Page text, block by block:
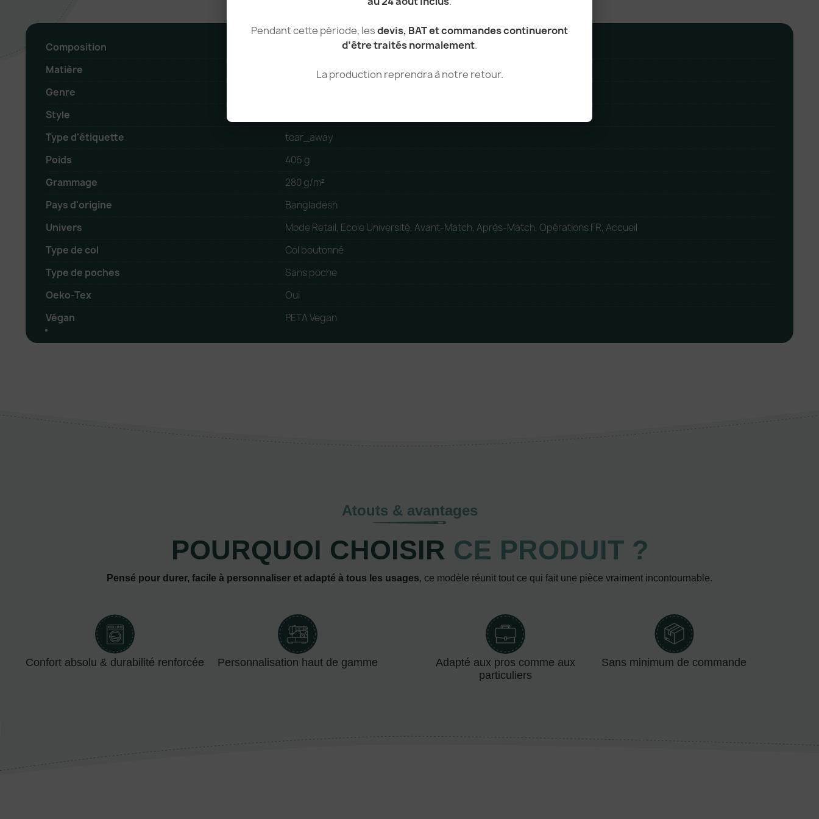
Pendant cette période, lesdevis, BAT et commandes continueront
d’être traités normalement.
La production reprendra à notre retour.
Composition
Matière
Genre
Style
Type d'étiquette
tear_away
Poids
406 g
Grammage
280 g/m²
Pays d'origine
Bangladesh
Univers
Mode Retail, Ecole Université, Avant-Match, Après-Match, Opérations FR, Accueil
Type de col
Col boutonné
Type de poches
Sans poche
Oeko-Tex
Oui
Végan
PETA Vegan
Atouts & avantages
POURQUOI CHOISIR CE PRODUIT ?
Pensé pour durer, facile à personnaliser et adapté à tous les usages, ce modèle réunit tout ce qui fait une pièce vraiment incontournable.
Confort absolu & durabilité renforcée Personnalisation haut de gamme
Adapté aux pros comme aux
particuliers
Sans minimum de commande